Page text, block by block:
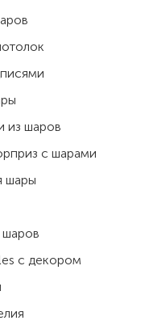
из шаров
с шарами
шары
с декором